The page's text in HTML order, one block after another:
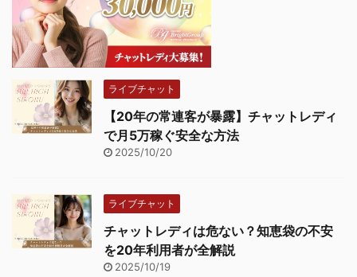
ライブチャット
【20年の常連客が暴露】チャットレディ
で月5万稼ぐ安全な方法
2025/10/20
ライブチャット
チャットレディは危ない？知恵袋の不安
を20年利用者が全解説
2025/10/19